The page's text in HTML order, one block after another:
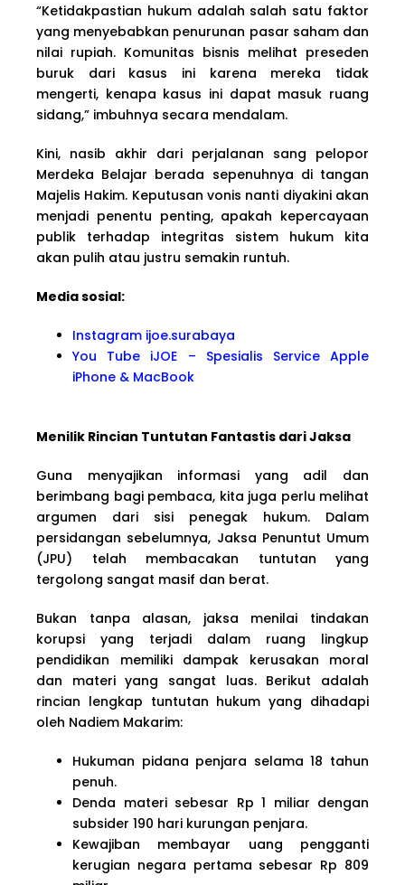
“Ketidakpastian hukum adalah salah satu faktor
yang menyebabkan penurunan pasar saham dan
nilai rupiah. Komunitas bisnis melihat preseden
buruk dari kasus ini karena mereka tidak
mengerti, kenapa kasus ini dapat masuk ruang
sidang,” imbuhnya secara mendalam.
Kini, nasib akhir dari perjalanan sang pelopor
Merdeka Belajar berada sepenuhnya di tangan
Majelis Hakim. Keputusan vonis nanti diyakini akan
menjadi penentu penting, apakah kepercayaan
publik terhadap integritas sistem hukum kita
akan pulih atau justru semakin runtuh.
Media sosial:
Instagram ijoe.surabaya
You Tube iJOE – Spesialis Service Apple
iPhone & MacBook
Menilik Rincian Tuntutan Fantastis dari Jaksa
Guna menyajikan informasi yang adil dan
berimbang bagi pembaca, kita juga perlu melihat
argumen dari sisi penegak hukum. Dalam
persidangan sebelumnya, Jaksa Penuntut Umum
(JPU) telah membacakan tuntutan yang
tergolong sangat masif dan berat.
Bukan tanpa alasan, jaksa menilai tindakan
korupsi yang terjadi dalam ruang lingkup
pendidikan memiliki dampak kerusakan moral
dan materi yang sangat luas. Berikut adalah
rincian lengkap tuntutan hukum yang dihadapi
oleh Nadiem Makarim:
Hukuman pidana penjara selama 18 tahun
penuh.
Denda materi sebesar Rp 1 miliar dengan
subsider 190 hari kurungan penjara.
Kewajiban membayar uang pengganti
kerugian negara pertama sebesar Rp 809